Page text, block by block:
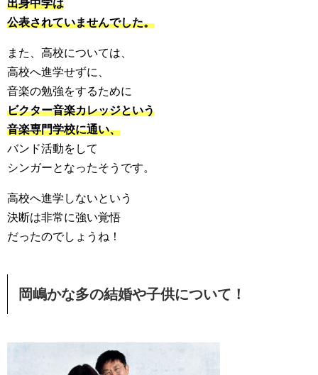
出身中学は
公表されていませんでした。
また、高校については、
高校へ進学せずに、
音楽の勉強をするために
ビクター音楽カレッジという
音楽専門学校に通い、
バンド活動をして
シンガーとなったそうです。
高校へ進学しないという
決断は非常に強い覚悟
だったのでしょうね！
岡嶋かな多の結婚や子供について！